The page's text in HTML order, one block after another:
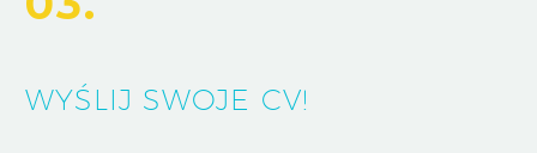
WYŚLIJ SWOJE CV!